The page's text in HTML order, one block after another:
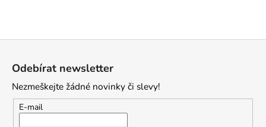
Odebírat newsletter
Nezmeškejte žádné novinky či slevy!
E-mail